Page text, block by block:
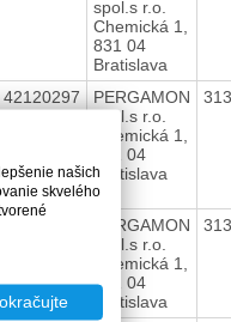
spol.s r.o.
Chemická 1,
831 04
Bratislava
42120297
PERGAMON
spol.s r.o.
Chemická 1,
831 04
Bratislava
PERGAMON
spol.s r.o.
Chemická 1,
831 04
Bratislava
našich
skvelého